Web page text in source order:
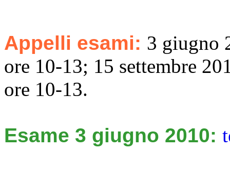
Appelli esami: 3 giugno
ore 10-13; 15 settembre
ore 10-13.
Esame 3 giugno 2010: